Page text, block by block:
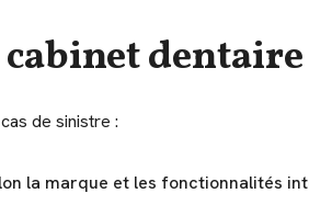
dentaire
de sinistre :
la marque et les fonctionnalités